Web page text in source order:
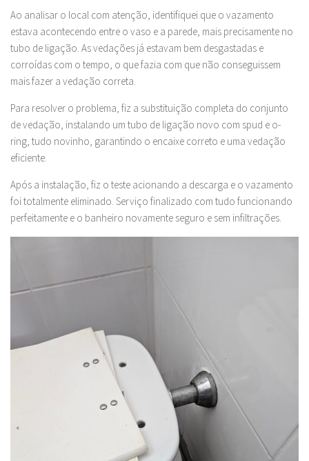
Ao analisar o local com atenção, identifiquei que o vazamento
estava acontecendo entre o vaso e a parede, mais precisamente no
tubo de ligação. As vedações já estavam bem desgastadas e
corroídas com o tempo, o que fazia com que não conseguissem
mais fazer a vedação correta.
Para resolver o problema, fiz a substituição completa do conjunto
de vedação, instalando um tubo de ligação novo com spud e o-
ring, tudo novinho, garantindo o encaixe correto e uma vedação
eficiente.
Após a instalação, fiz o teste acionando a descarga e o vazamento
foi totalmente eliminado. Serviço finalizado com tudo funcionando
perfeitamente e o banheiro novamente seguro e sem infiltrações.